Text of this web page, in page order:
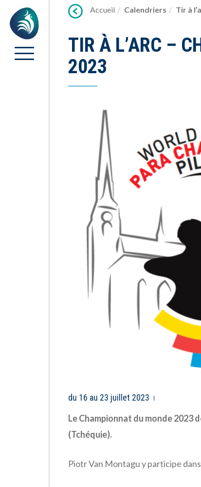
Accueil Calendriers Tir à
TIR À L’ARC –
2023
du 16 au 23 juillet 2023
Le Championnat du monde 2023
(Tchéquie).
Piotr Van Montagu y participe